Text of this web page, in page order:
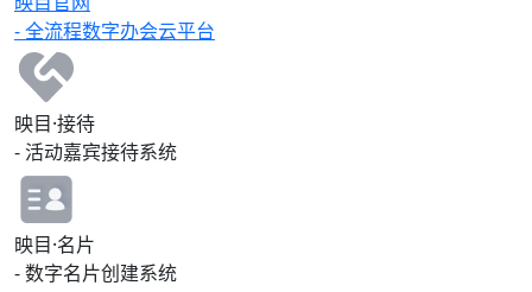
专业委员会的各项工作，共同探寻移
动电视赋能智慧交通、链接数字城市
的无限未来。 ![Description]
(https://s.tuwenzhibo.com//gw/image/jpeg/20260210/033814/
映目为“屏联万象 智启出行——2025
年移动电视行业年会”提供全方位的
影像服务支持，包括高清视频直播、
实时照片直播，以及专业摄影师驻场
拍摄与精细化人工修图服务，助力大
会精彩全程高效记录、多元呈现。
**▪ 同心执舵曜启新章金舵瓷砖
2026经销商年会** 1月16日，金舵
召开“同心执舵·曜启新章”2026经销
- 全流程数字办会云平台
映目·接待
- 活动嘉宾接待系统
映目·名片
- 数字名片创建系统